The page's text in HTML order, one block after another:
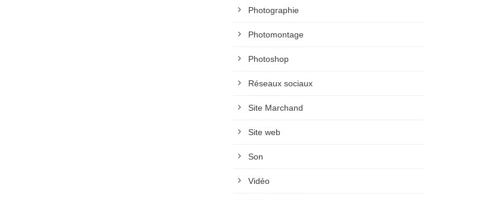
Photographie
Photomontage
Photoshop
Réseaux sociaux
Site Marchand
Site web
Son
Vidéo